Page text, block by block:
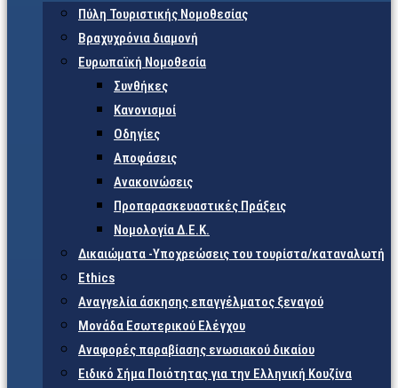
Πύλη Τουριστικής Νομοθεσίας
Βραχυχρόνια διαμονή
Ευρωπαϊκή Νομοθεσία
Συνθήκες
Κανονισμοί
Οδηγίες
Αποφάσεις
Ανακοινώσεις
Προπαρασκευαστικές Πράξεις
Νομολογία Δ.Ε.Κ.
Δικαιώματα -Υποχρεώσεις του τουρίστα/καταναλωτή
Ethics
Αναγγελία άσκησης επαγγέλματος ξεναγού
Μονάδα Εσωτερικού Ελέγχου
Αναφορές παραβίασης ενωσιακού δικαίου
Ειδικό Σήμα Ποιότητας για την Ελληνική Κουζίνα